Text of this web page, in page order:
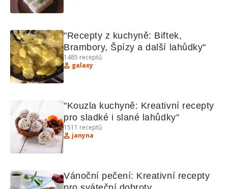
"Recepty z kuchyně: Biftek,
Brambory, Špízy a další lahůdky"
1485 receptů
galaxy
"Kouzla kuchyně: Kreativní recepty
pro sladké i slané lahůdky"
1511 receptů
janyna
Vánoční pečení: Kreativní recepty